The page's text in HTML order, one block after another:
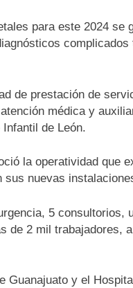
para este 2024 se
complicados
de prestación de
médica y
de León.
la operatividad que
sus nuevas
5 consultorios,
de 2 mil trabajadores,
Guanajuato y el